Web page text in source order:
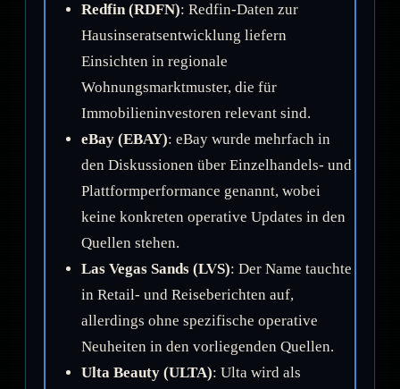
Redfin (RDFN): Redfin-Daten zur
Hausinseratsentwicklung liefern
Einsichten in regionale
Wohnungsmarktmuster, die für
Immobilieninvestoren relevant sind.
eBay (EBAY): eBay wurde mehrfach in
den Diskussionen über Einzelhandels- und
Plattformperformance genannt, wobei
keine konkreten operative Updates in den
Quellen stehen.
Las Vegas Sands (LVS): Der Name tauchte
in Retail- und Reiseberichten auf,
allerdings ohne spezifische operative
Neuheiten in den vorliegenden Quellen.
Ulta Beauty (ULTA): Ulta wird als